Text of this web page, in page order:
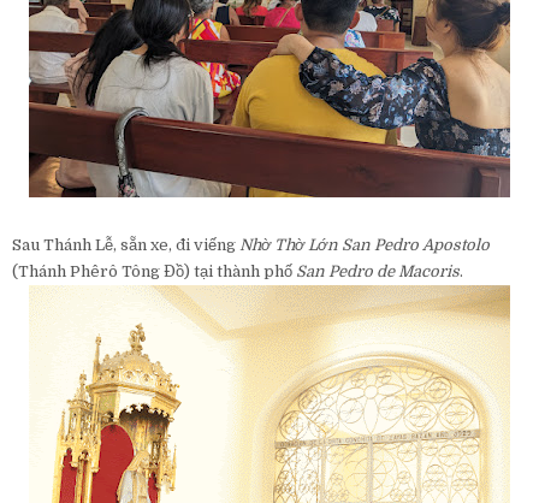
Sau Thánh Lễ, sẵn xe, đi viếng Nhờ Thờ Lớn San Pedro Apostolo
(Thánh Phêrô Tông Đồ) tại thành phố San Pedro de Macoris.